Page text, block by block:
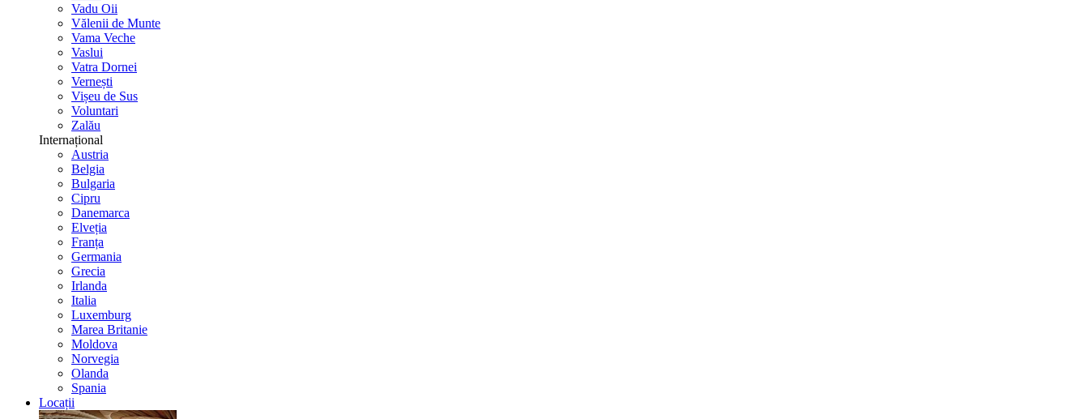
Vadu Oii
Vălenii de Munte
Vama Veche
Vaslui
Vatra Dornei
Vernești
Vișeu de Sus
Voluntari
Zalău
Internațional
Austria
Belgia
Bulgaria
Cipru
Danemarca
Elveția
Franța
Germania
Grecia
Irlanda
Italia
Luxemburg
Marea Britanie
Moldova
Norvegia
Olanda
Spania
Locații